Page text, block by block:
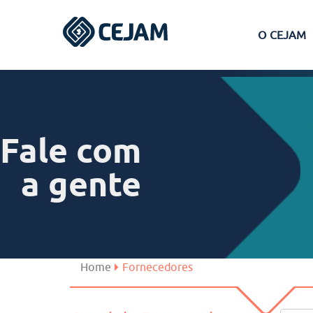
O CEJAM
Ferraz de Vasconcelos
São José dos Campos
Fale com
a gente
Home Fornecedores